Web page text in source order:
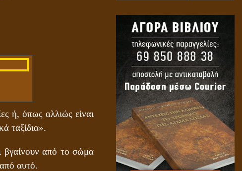
ή, όπως αλλιώς είναι
ταξίδια».
βγαίνουν από το σώμα
αυτό.